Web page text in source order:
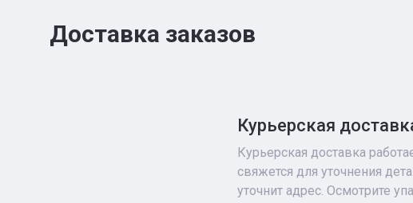
Доставка заказов
Курьерская
Курьерская доставка
свяжется для уточнения
уточнит адрес. Осмотрите